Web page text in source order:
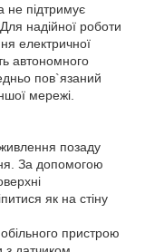
не підтримує
надійної роботи
електричної
автономного
пов`язаний
мережі.
живлення позаду
За допомогою
як на стіну
пристрою